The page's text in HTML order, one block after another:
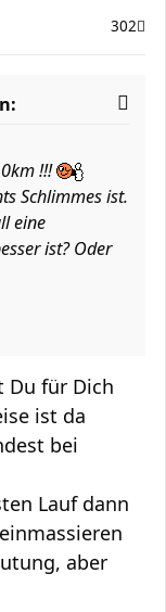
302
!!!
Schlimmes ist.
eine
ist? Oder
Du für Dich
ist da
bei
Lauf dann
aber